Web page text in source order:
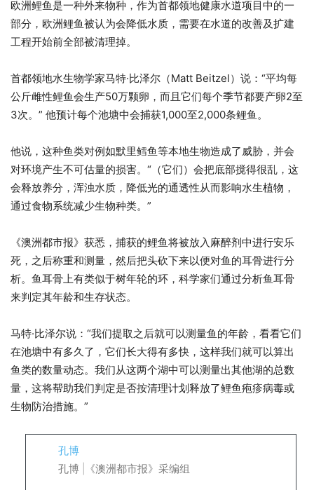
欧洲鲤鱼是一种外来物种，作为首都领地健康水道项目中的一
部分，欧洲鲤鱼被认为会降低水质，需要在水道的改善及扩建
工程开始前全部被清理掉。
首都领地水生物学家马特·比泽尔（Matt Beitzel）说：“平均每
公斤雌性鲤鱼会生产50万颗卵，而且它们每个季节都要产卵2至
3次。” 他预计每个池塘中会捕获1,000至2,000条鲤鱼。
他说，这种鱼类对例如默里鳕鱼等本地生物造成了威胁，并会
对环境产生不可估量的损害。“（它们）会把底部搅得很乱，这
会释放养分，浑浊水质，降低光的通透性从而影响水生植物，
通过食物系统减少生物种类。”
《澳洲都市报》获悉，捕获的鲤鱼将被放入麻醉剂中进行安乐
死，之后称重和测量，然后把头砍下来以便对鱼的耳骨进行分
析。鱼耳骨上有类似于树年轮的环，科学家们通过分析鱼耳骨
来判定其年龄和生存状态。
马特·比泽尔说：“我们提取之后就可以测量鱼的年龄，看看它们
在池塘中有多久了，它们长大得有多快，这样我们就可以算出
鱼类的数量动态。我们从这两个湖中可以测量出其他湖的总数
量，这将帮助我们判定是否按清理计划释放了鲤鱼疱疹病毒或
生物防治措施。”
孔博
孔博 |《澳洲都市报》采编组